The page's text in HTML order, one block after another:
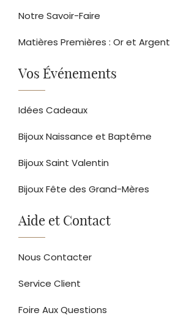
Notre Savoir-Faire
Matières Premières : Or et Argent
Vos Événements
Idées Cadeaux
Bijoux Naissance et Baptême
Bijoux Saint Valentin
Bijoux Fête des Grand-Mères
Aide et Contact
Nous Contacter
Service Client
Foire Aux Questions